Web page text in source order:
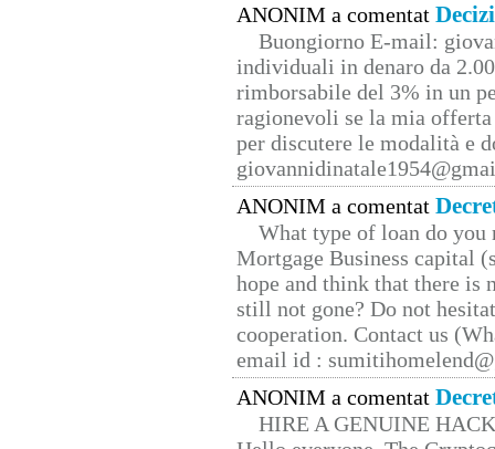
ANONIM a comentat
Buongiorno E-mail:
individuali in denaro da
rimborsabile del 3% in un
ragionevoli se la mia
per discutere le modalità e
ANONIM a comentat
What type of loan do you
Mortgage Business capital
hope and think that there is
still not gone? Do not
cooperation. Contact us
email id :
ANONIM a comentat
HIRE A GENUINE